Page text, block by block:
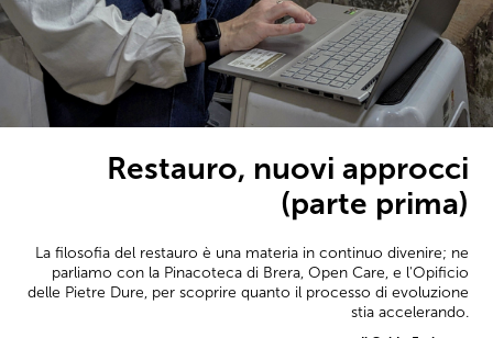
Restauro, nuovi approcci
(parte prima)
La filosofia del restauro è una materia in continuo divenire; ne
parliamo con la Pinacoteca di Brera, Open Care, e l'Opificio
delle Pietre Dure, per scoprire quanto il processo di evoluzione
stia accelerando.